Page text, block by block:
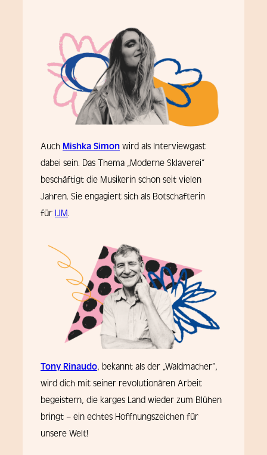
Auch Mishka Simon wird als Interviewgast
dabei sein. Das Thema „Moderne Sklaverei“
beschäftigt die Musikerin schon seit vielen
Jahren. Sie engagiert sich als Botschafterin
für IJM.
Tony Rinaudo, bekannt als der „Waldmacher“,
wird dich mit seiner revolutionären Arbeit
begeistern, die karges Land wieder zum Blühen
bringt – ein echtes Hoffnungszeichen für
unsere Welt!